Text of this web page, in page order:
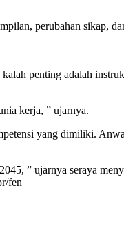
perubahan sikap,
penting adalah
kerja, ” ujarnya.
yang dimiliki.
” ujarnya seraya
fen